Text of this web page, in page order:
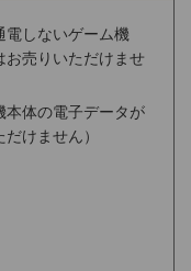
電しないゲーム機
お売りいただけませ
本体の電子データが
けません）